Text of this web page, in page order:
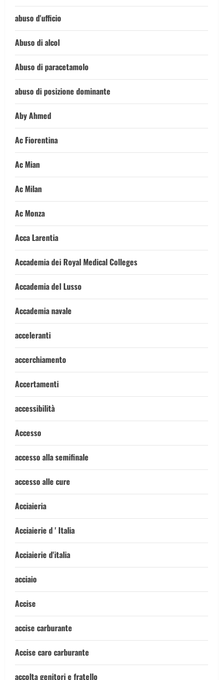
abuso d'ufficio
Abuso di alcol
Abuso di paracetamolo
abuso di posizione dominante
Aby Ahmed
Ac Fiorentina
Ac Mian
Ac Milan
Ac Monza
Acca Larentia
Accademia dei Royal Medical Colleges
Accademia del Lusso
Accademia navale
acceleranti
accerchiamento
Accertamenti
accessibilità
Accesso
accesso alla semifinale
accesso alle cure
Acciaieria
Acciaierie d ' Italia
Acciaierie d'italia
acciaio
Accise
accise carburante
Accise caro carburante
accolta genitori e fratello